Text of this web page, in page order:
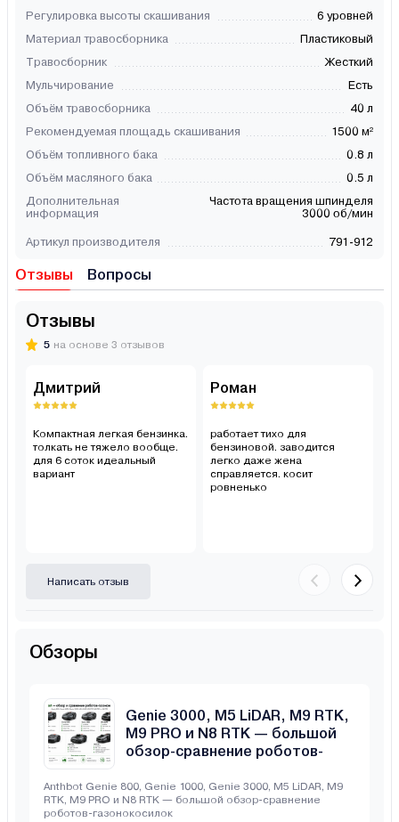
Регулировка высоты скашивания
6 уровней
Материал травосборника
Пластиковый
Травосборник
Жесткий
Мульчирование
Есть
Объём травосборника
40 л
Рекомендуемая площадь скашивания
1500 м²
Объём топливного бака
0.8 л
Объём масляного бака
0.5 л
Дополнительная
информация
Частота вращения шпинделя
3000 об/мин
Артикул производителя 791-912
Отзывы Вопросы
Отзывы
5 на основе 3 отзывов
Дмитрий
Компактная легкая бензинка.
толкать не тяжело вообще.
для 6 соток идеальный
вариант
Роман
работает тихо для
бензиновой. заводится
легко даже жена
справляется. косит
ровненько
Написать отзыв
Обзоры
Genie 3000, M5 LiDAR, M9 RTK,
M9 PRO и N8 RTK — большой
обзор-сравнение роботов-
Anthbot Genie 800, Genie 1000, Genie 3000, M5 LiDAR, M9
RTK, M9 PRO и N8 RTK — большой обзор-сравнение
роботов-газонокосилок